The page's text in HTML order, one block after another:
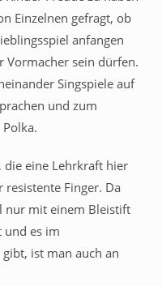
Einzelnen gefragt, ob
anfangen
Vormacher sein dürfen.
Singspiele auf
und zum
die eine Lehrkraft hier
Finger. Da
nur mit einem Bleistift
und es im
ist man auch an